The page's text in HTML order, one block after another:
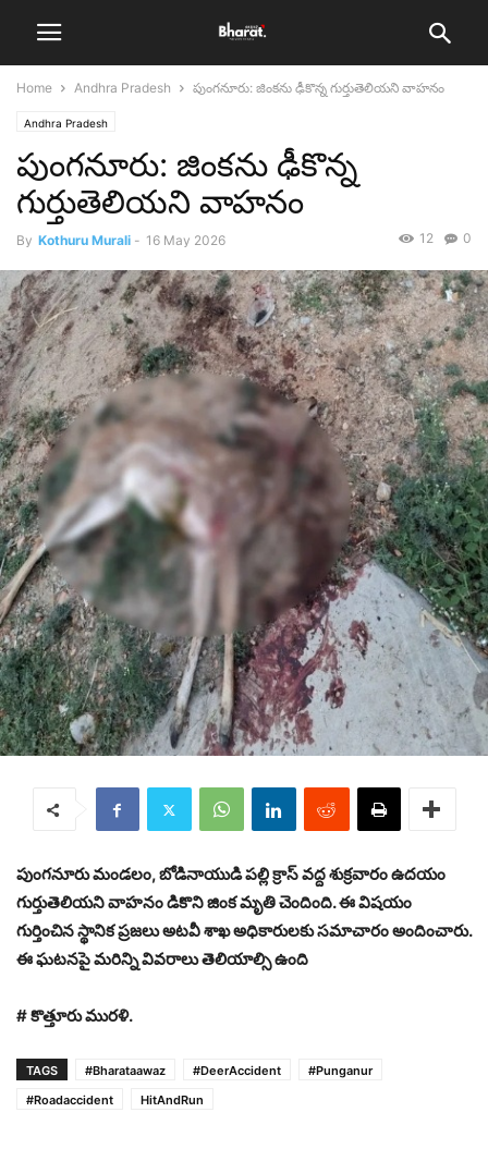
Home Andhra Pradesh పుంగనూరు: జింకను ఢీకొన్న గుర్తుతెలియని వాహనం
Andhra Pradesh
పుంగనూరు: జింకను ఢీకొన్న
గుర్తుతెలియని వాహనం
By Kothuru Murali - 16 May 2026 0
12
పుంగనూరు మండలం, బోడినాయుడి పల్లి క్రాస్ వద్ద శుక్రవారం ఉదయం
గుర్తుతెలియని వాహనం డికొని జింక మృతి చెందింది. ఈ విషయం
గుర్తించిన స్థానిక ప్రజలు అటవీ శాఖ అధికారులకు సమాచారం అందించారు.
ఈ ఘటనపై మరిన్ని వివరాలు తెలియాల్సి ఉంది
# కొత్తూరు మురళి.
TAGS #Bharataawaz #DeerAccident
#Punganur
#Roadaccident
HitAndRun